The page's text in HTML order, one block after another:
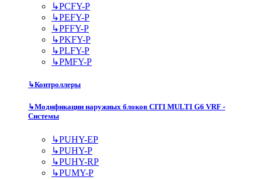
↳PCFY-P
↳PEFY-P
↳PFFY-P
↳PKFY-P
↳PLFY-P
↳PMFY-P
↳Контроллеры
↳Модификации наружных блоков CITI MULTI G6 VRF -
Системы
↳PUHY-EP
↳PUHY-P
↳PUHY-RP
↳PUMY-P